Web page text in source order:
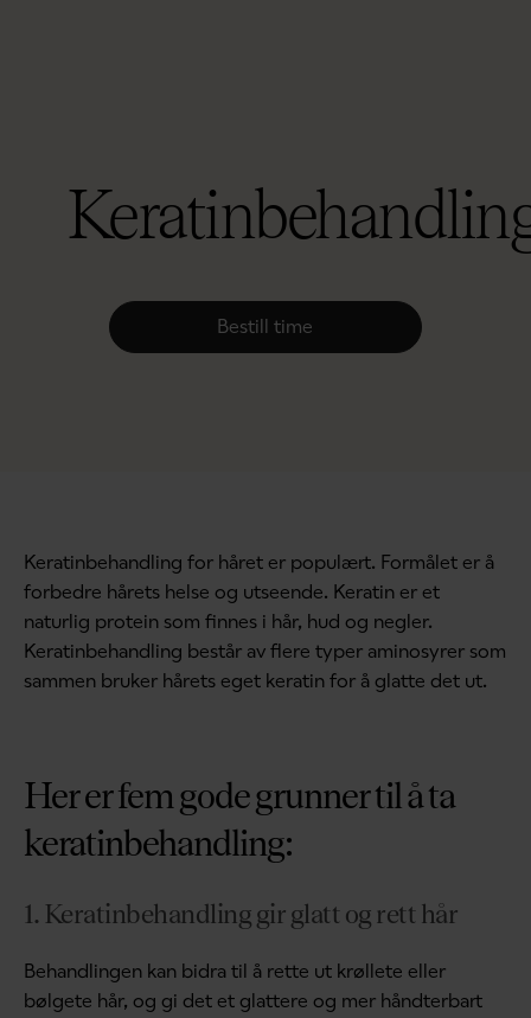
Bestill time
Keratinbehandling for håret er populært. Formålet er å
forbedre hårets helse og utseende. Keratin er et
naturlig protein som finnes i hår, hud og negler.
Keratinbehandling består av flere typer aminosyrer som
sammen bruker hårets eget keratin for å glatte det ut.
Her er fem gode grunner til å ta
keratinbehandling:
1. Keratinbehandling gir glatt og rett hår
Behandlingen kan bidra til å rette ut krøllete eller
bølgete hår, og gi det et glattere og mer håndterbart